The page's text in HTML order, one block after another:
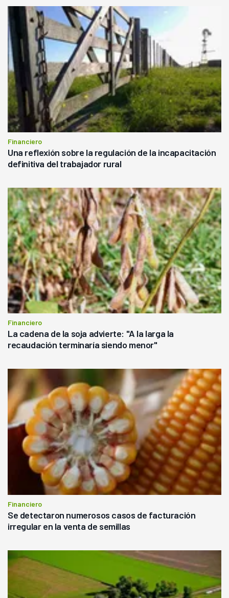
Financiero
Una reflexión sobre la regulación de la incapacitación
definitiva del trabajador rural
Financiero
La cadena de la soja advierte: "A la larga la
recaudación terminaría siendo menor"
Financiero
Se detectaron numerosos casos de facturación
irregular en la venta de semillas